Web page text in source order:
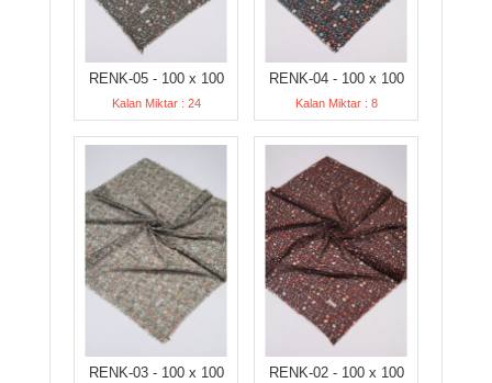
RENK-05 - 100 x 100
Kalan Miktar : 24
RENK-04 - 100 x 100
Kalan Miktar : 8
RENK-03 - 100 x 100 RENK-02 - 100 x 100